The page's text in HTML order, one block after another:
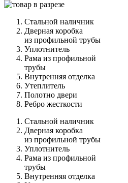
Стальной наличник
Дверная коробка
из профильной трубы
Уплотнитель
Рама из профильной
трубы
Внутренняя отделка
Утеплитель
Полотно двери
Ребро жесткости
Стальной наличник
Дверная коробка
из профильной трубы
Уплотнитель
Рама из профильной
трубы
Внутренняя отделка